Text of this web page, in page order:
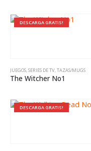
DESCARGA GRATIS!
JUEGOS,SERIES DE TV,TAZAS/MUGS
The Witcher No1
DESCARGA GRATIS!